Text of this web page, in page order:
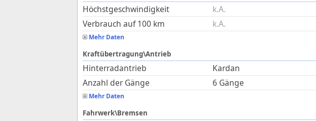
Höchstgeschwindigkeit
k.A.
Verbrauch auf 100 km
k.A.
Mehr Daten
Kraftübertragung\Antrieb
Hinterradantrieb
Kardan
Anzahl der Gänge
6 Gänge
Mehr Daten
Fahrwerk\Bremsen